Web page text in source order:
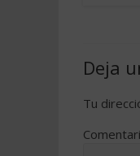
Deja
Tu